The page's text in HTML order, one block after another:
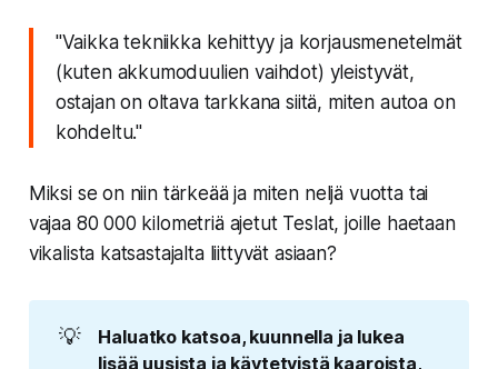
"Vaikka tekniikka kehittyy ja korjausmenetelmät
(kuten akkumoduulien vaihdot) yleistyvät,
ostajan on oltava tarkkana siitä, miten autoa on
kohdeltu."
Miksi se on niin tärkeää ja miten neljä vuotta tai
vajaa 80 000 kilometriä ajetut Teslat, joille haetaan
vikalista katsastajalta liittyvät asiaan?
💡
Haluatko katsoa, kuunnella ja lukea
lisää uusista ja käytetyistä kaaroista,